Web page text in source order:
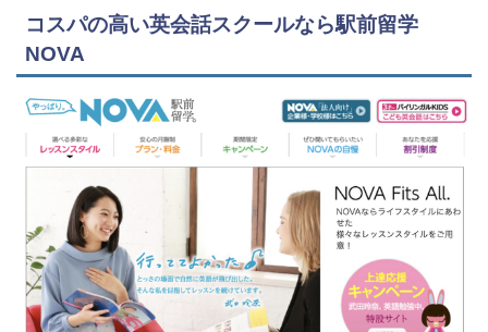
コスパの高い英会話スクールなら駅前留学
NOVA